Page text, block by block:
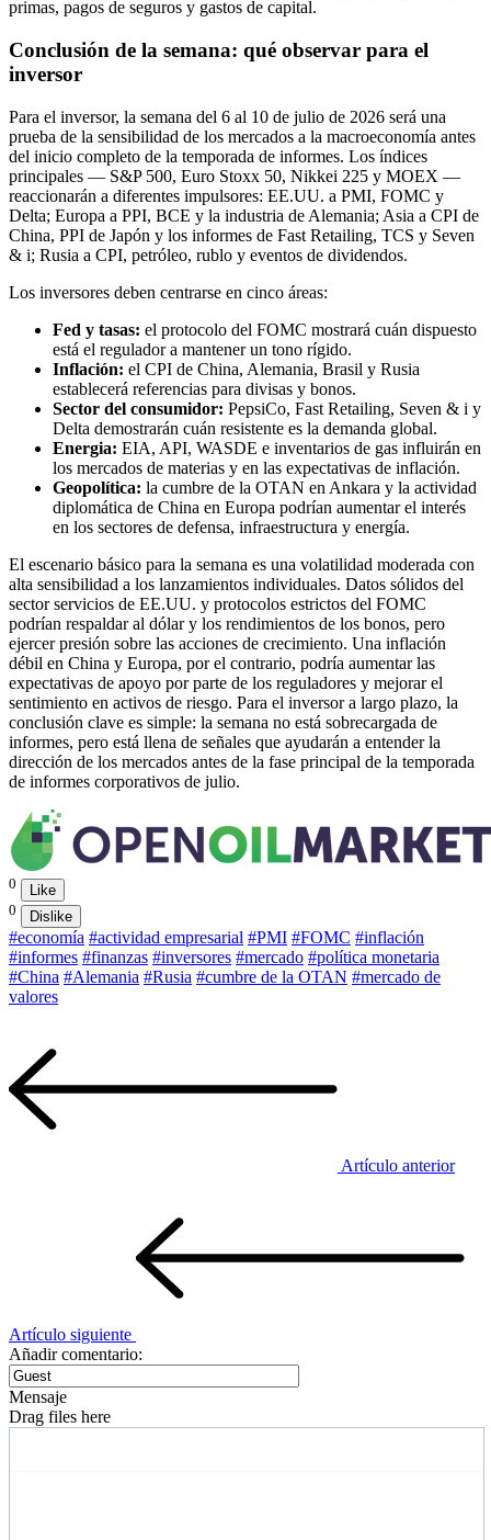
primas, pagos de seguros y gastos de capital.
Conclusión de la semana: qué observar para el
inversor
Para el inversor, la semana del 6 al 10 de julio de 2026 será una
prueba de la sensibilidad de los mercados a la macroeconomía antes
del inicio completo de la temporada de informes. Los índices
principales — S&P 500, Euro Stoxx 50, Nikkei 225 y MOEX —
reaccionarán a diferentes impulsores: EE.UU. a PMI, FOMC y
Delta; Europa a PPI, BCE y la industria de Alemania; Asia a CPI de
China, PPI de Japón y los informes de Fast Retailing, TCS y Seven
& i; Rusia a CPI, petróleo, rublo y eventos de dividendos.
Los inversores deben centrarse en cinco áreas:
Fed y tasas: el protocolo del FOMC mostrará cuán dispuesto
está el regulador a mantener un tono rígido.
Inflación: el CPI de China, Alemania, Brasil y Rusia
establecerá referencias para divisas y bonos.
Sector del consumidor: PepsiCo, Fast Retailing, Seven & i y
Delta demostrarán cuán resistente es la demanda global.
Energia: EIA, API, WASDE e inventarios de gas influirán en
los mercados de materias y en las expectativas de inflación.
Geopolítica: la cumbre de la OTAN en Ankara y la actividad
diplomática de China en Europa podrían aumentar el interés
en los sectores de defensa, infraestructura y energía.
El escenario básico para la semana es una volatilidad moderada con
alta sensibilidad a los lanzamientos individuales. Datos sólidos del
sector servicios de EE.UU. y protocolos estrictos del FOMC
podrían respaldar al dólar y los rendimientos de los bonos, pero
ejercer presión sobre las acciones de crecimiento. Una inflación
débil en China y Europa, por el contrario, podría aumentar las
expectativas de apoyo por parte de los reguladores y mejorar el
sentimiento en activos de riesgo. Para el inversor a largo plazo, la
conclusión clave es simple: la semana no está sobrecargada de
informes, pero está llena de señales que ayudarán a entender la
dirección de los mercados antes de la fase principal de la temporada
de informes corporativos de julio.
0
Like
0
Dislike
#economía #actividad empresarial #PMI #FOMC #inflación
#informes #finanzas #inversores #mercado #política monetaria
#China #Alemania #Rusia #cumbre de la OTAN #mercado de
valores
Artículo anterior
Artículo siguiente
Añadir comentario:
Mensaje
Drag files here